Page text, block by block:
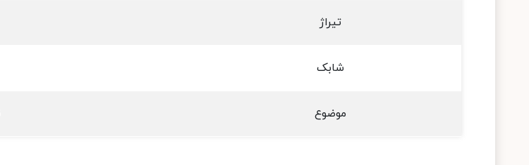
تیراژ
شابک
موضوع